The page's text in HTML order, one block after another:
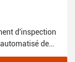
de
OEM
Machine